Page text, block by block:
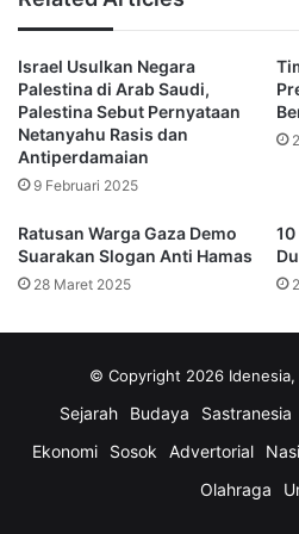
militer Israel di wilayah sekutu
Meski begitu, Israel tetap
Danny Danon, menyatakan
demi kepentingan AS.
Amerika Serikat, tetapi terkadang
sendiri dan baru memberi tahu
kepada radio Israel.
terhadap Qatar.
“Itu bukan serangan terhadap
pun. Saat ini kami hanya
organisasi teroris,” ujarnya.
Tengah, khususnya hubungan
Israel Usulkan Negara
Palestina di Arab Saudi,
Palestina Sebut Pernyataan
Netanyahu Rasis dan
Antiperdamaian
9 Februari 2025
Ratusan Warga Gaza Demo
Suarakan Slogan Anti Hamas
28 Maret 2025
© Copyright 2026 Idenesia,
Sejarah Budaya Sastranesia
Ekonomi
Sosok Advertorial
Olahraga